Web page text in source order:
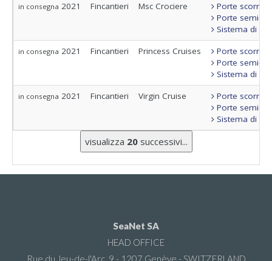
in consegna 2021 Fincantieri Msc Crociere
Porte
Porte semi-
Sistema di
in consegna 2021 Fincantieri Princess Cruises
Porte
Porte semi-
Sistema di
in consegna 2021 Fincantieri Virgin Cruise
Porte
Porte semi-
Sistema di
visualizza 20successivi...
SeaNet SA
HEAD OFFICE
Rue du Jeu-de-l'Arc, 9 - 1207 Genève - SWITZERLAND